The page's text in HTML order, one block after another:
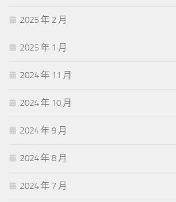
2025 年 2 月
2025 年 1 月
2024 年 11 月
2024 年 10 月
2024 年 9 月
2024 年 8 月
2024 年 7 月